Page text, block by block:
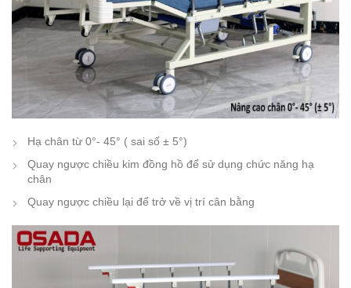
Hạ chân từ 0°- 45° ( sai số ± 5°)
Quay ngược chiều kim đồng hồ để sử dụng chức năng hạ
chân
Quay ngược chiều lại để trở về vị trí cân bằng